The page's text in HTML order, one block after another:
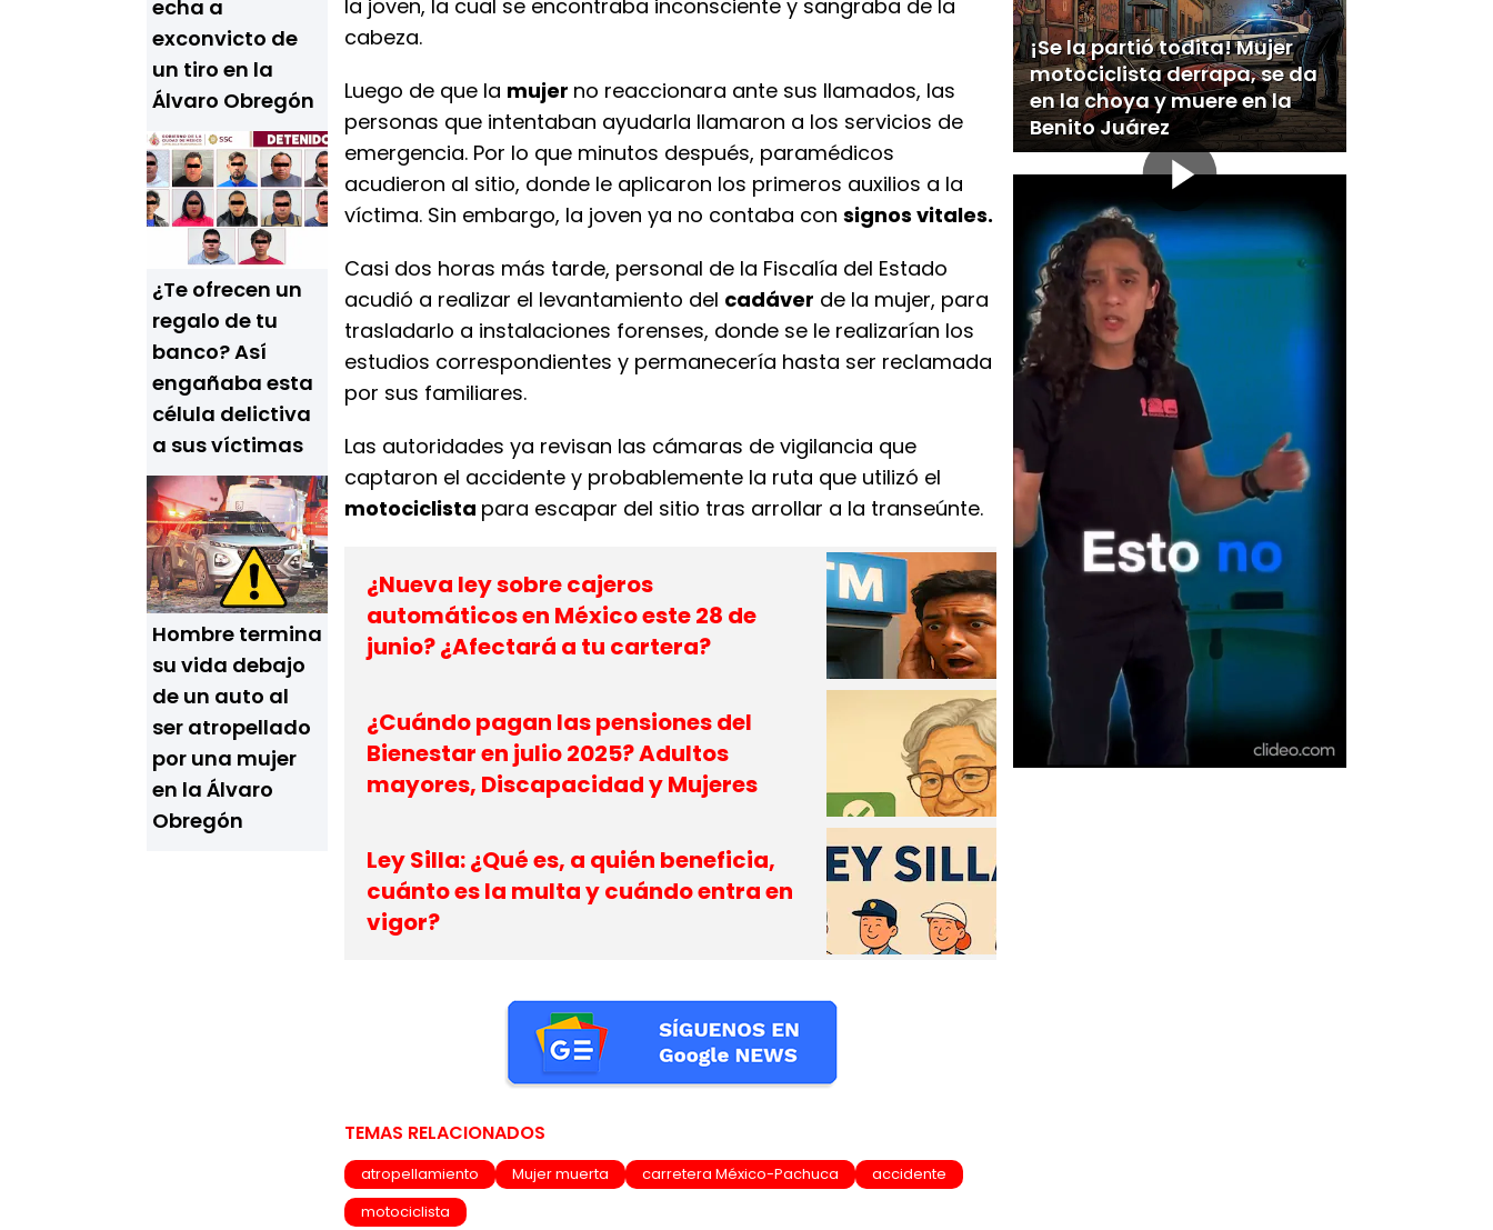
echa a
exconvicto de
un tiro en la
Álvaro Obregón
¿Te ofrecen un
regalo de tu
banco? Así
engañaba esta
célula delictiva
a sus víctimas
Hombre termina
su vida debajo
de un auto al
ser atropellado
por una mujer
en la Álvaro
Obregón
la joven, la cual se encontraba inconsciente y sangraba de la
cabeza.
Luego de que la mujer no reaccionara ante sus llamados, las
personas que intentaban ayudarla llamaron a los servicios de
emergencia. Por lo que minutos después, paramédicos
acudieron al sitio, donde le aplicaron los primeros auxilios a la
víctima. Sin embargo, la joven ya no contaba con signos vitales.
Casi dos horas más tarde, personal de la Fiscalía del Estado
acudió a realizar el levantamiento del cadáver de la mujer, para
trasladarlo a instalaciones forenses, donde se le realizarían los
estudios correspondientes y permanecería hasta ser reclamada
por sus familiares.
Las autoridades ya revisan las cámaras de vigilancia que
captaron el accidente y probablemente la ruta que utilizó el
motociclista para escapar del sitio tras arrollar a la transeúnte.
¿Nueva ley sobre cajeros
automáticos en México este 28 de
junio? ¿Afectará a tu cartera?
¿Cuándo pagan las pensiones del
Bienestar en julio 2025? Adultos
mayores, Discapacidad y Mujeres
Ley Silla: ¿Qué es, a quién beneficia,
cuánto es la multa y cuándo entra en
vigor?
TEMAS RELACIONADOS
atropellamiento Mujer muerta carretera México-Pachuca
accidente
motociclista
¡Se la partió todita! Mujer
motociclista derrapa, se da
en la choya y muere en la
Benito Juárez